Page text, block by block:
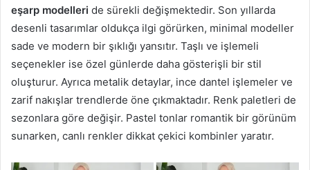
eşarp modelleri de sürekli değişmektedir. Son yıllarda
desenli tasarımlar oldukça ilgi görürken, minimal modeller
sade ve modern bir şıklığı yansıtır. Taşlı ve işlemeli
seçenekler ise özel günlerde daha gösterişli bir stil
oluşturur. Ayrıca metalik detaylar, ince dantel işlemeler ve
zarif nakışlar trendlerde öne çıkmaktadır. Renk paletleri de
sezonlara göre değişir. Pastel tonlar romantik bir görünüm
sunarken, canlı renkler dikkat çekici kombinler yaratır.